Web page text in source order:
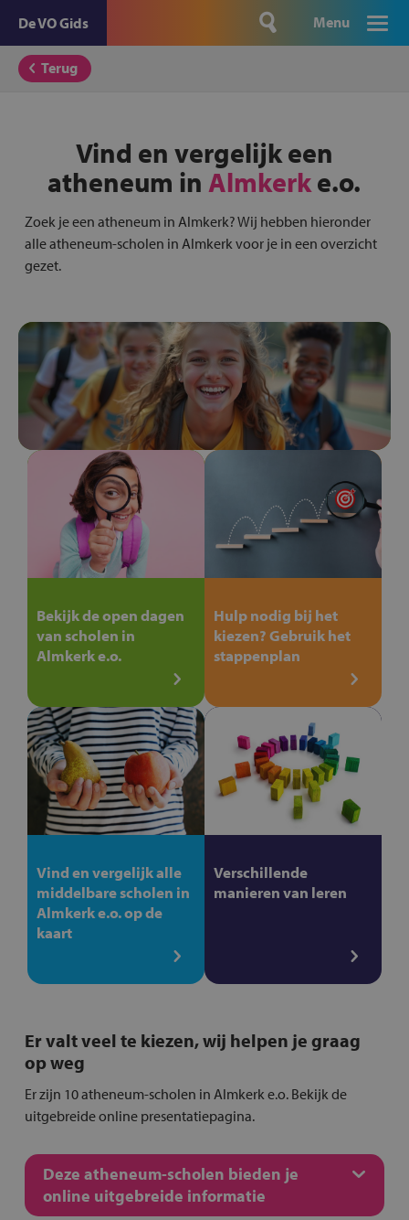
De VO Gids Menu
Terug
Vind en vergelijk een
atheneum inAlmkerke.o.
Zoek je een atheneum in Almkerk? Wij hebben hieronder
alle atheneum-scholen in Almkerk voor je in een overzicht
gezet.
Bekijk de open dagen
van scholen in
Almkerk e.o.
Hulp nodig bij het
kiezen? Gebruik het
stappenplan
Vind en vergelijk alle
middelbare scholen in
Almkerk e.o. op de
kaart
Verschillende
manieren van leren
Er valt veel te kiezen, wij helpen je graag
op weg
Er zijn 10 atheneum-scholen in Almkerk e.o. Bekijk de
uitgebreide online presentatiepagina.
Deze atheneum-scholen bieden je
online uitgebreide informatie